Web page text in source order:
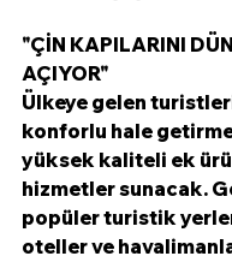
"ÇİN KAPILARINI
AÇIYOR"
Ülkeye gelen
konforlu hale
yüksek kaliteli ek
hizmetler sunacak.
popüler turistik
oteller ve